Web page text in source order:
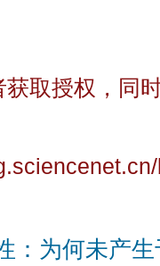
取授权，同
：为何未产